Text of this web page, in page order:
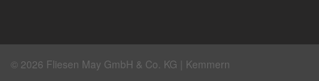
© 2026 Fliesen May GmbH & Co. KG | Kemmern